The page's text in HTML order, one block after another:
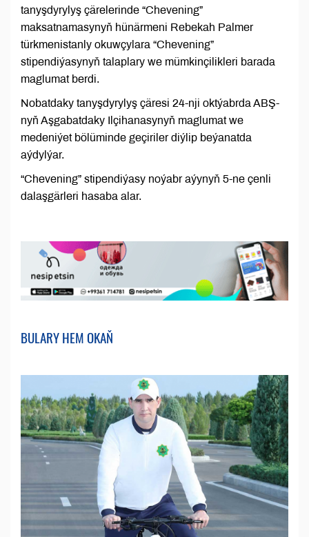
tanyşdyrylyş çärelerinde “Chevening”
maksatnamasynyň hünärmeni Rebekah Palmer
türkmenistanly okuwçylara “Chevening”
stipendiýasynyň talaplary we mümkinçilikleri barada
maglumat berdi.
Nobatdaky tanyşdyrylyş çäresi 24-nji oktýabrda ABŞ-
nyň Aşgabatdaky Ilçihanasynyň maglumat we
medeniýet bölüminde geçiriler diýlip beýanatda
aýdylýar.
“Chevening” stipendiýasy noýabr aýynyň 5-ne çenli
dalaşgärleri hasaba alar.
BULARY HEM OKAŇ